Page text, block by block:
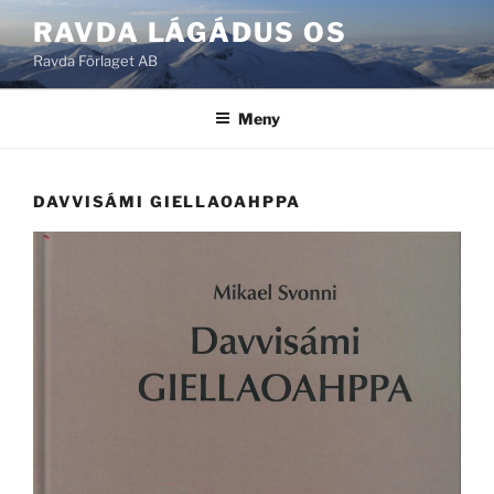
innehåll
RAVDA LÁGÁDUS OS
Ravda Förlaget AB
Meny
DAVVISÁMI GIELLAOAHPPA